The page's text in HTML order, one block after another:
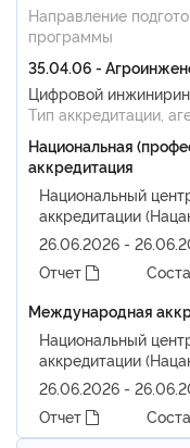
Направление
программы
35.04.06 -
Цифровой
Тип аккредитации,
Национальная
аккредитация
Национальный
аккредитации
26.06.2026 -
Отчет
Международная
Национальный
аккредитации
26.06.2026 -
Отчет